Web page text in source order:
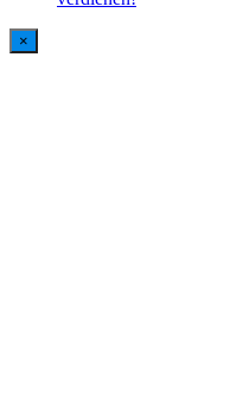
×